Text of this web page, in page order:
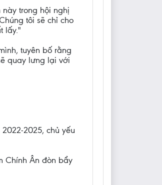
trong hội nghị
tôi sẽ chỉ cho
lấy."
tuyên bố rằng
quay lưng lại với
2025, chủ yếu
Chính Ân đòn bẩy